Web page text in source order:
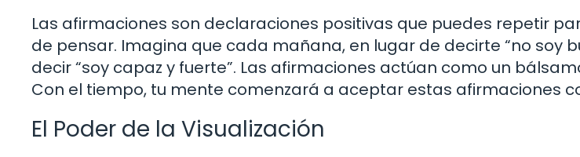
Las afirmaciones son declaraciones positivas que puedes repetir
de pensar. Imagina que cada mañana, en lugar de decirte “no soy
decir “soy capaz y fuerte”. Las afirmaciones actúan como un
Con el tiempo, tu mente comenzará a aceptar estas afirmaciones
El Poder de la Visualización